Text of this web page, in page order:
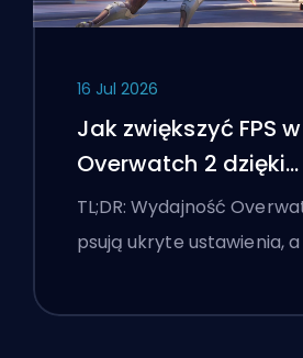
16 Jul 2026
Jak zwiększyć FPS w
Overwatch 2 dzięki
najlepszym
TL;DR: Wydajność
psują ukryte ustawienia,